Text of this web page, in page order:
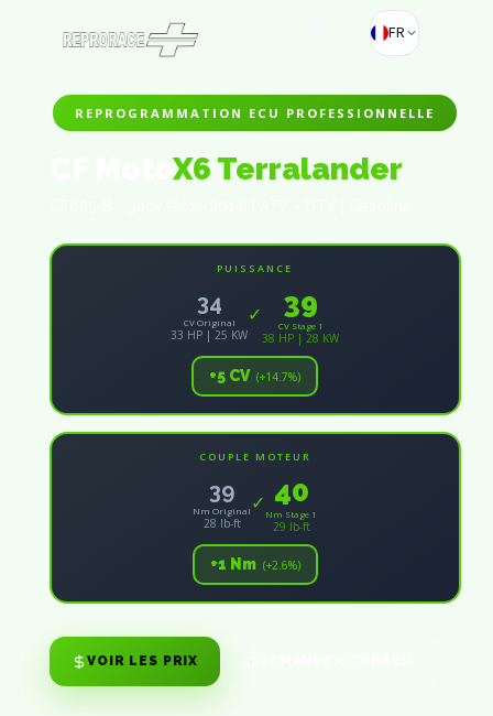
FR
REPROGRAMMATION ECU PROFESSIONNELLE
CF MotoX6 Terralander
PUISSANCE
34
CV Original
33 HP | 25 KW
✓ 39
CV Stage 1
38 HP | 28 KW
+5 CV (+14.7%)
COUPLE MOTEUR
39
Nm Original
28 lb-ft
✓ 40
Nm Stage 1
29 lb-ft
+1 Nm (+2.6%)
VOIR LES PRIX